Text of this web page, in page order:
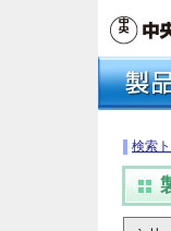
検索